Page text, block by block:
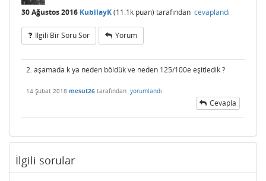
30 Ağustos 2016 KubilayK(11.1k puan) tarafından cevaplandı
Ilgili Bir Soru Sor Yorum
2. aşamada k ya neden böldük ve neden 125/100e eşitledik ?
14 Şubat 2018 mesut26 tarafından yorumlandı
Cevapla
İlgili sorular